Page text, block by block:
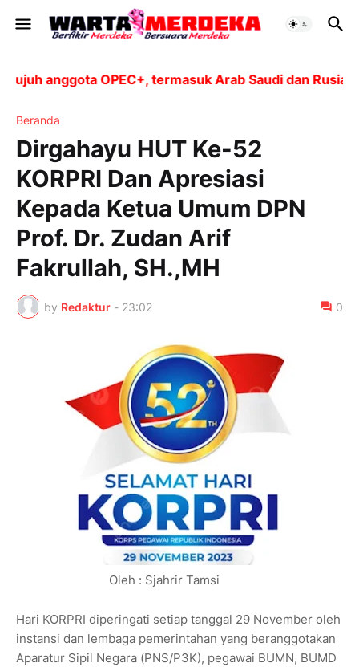
anggota OPEC+, termasuk Arab Saudi dan Rusia,
Beranda
Dirgahayu HUT Ke-52
KORPRI Dan Apresiasi
Kepada Ketua Umum DPN
Prof. Dr. Zudan Arif
Fakrullah, SH.,MH
by Redaktur - 23:02 0
Oleh : Sjahrir Tamsi
Hari KORPRI diperingati setiap tanggal 29 November oleh
instansi dan lembaga pemerintahan yang beranggotakan
Aparatur Sipil Negara (PNS/P3K), pegawai BUMN, BUMD